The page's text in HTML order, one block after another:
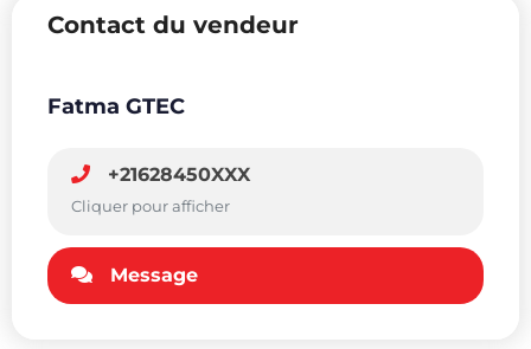
Contact du vendeur
Fatma GTEC
+21628450XXX
Cliquer pour afficher
Message